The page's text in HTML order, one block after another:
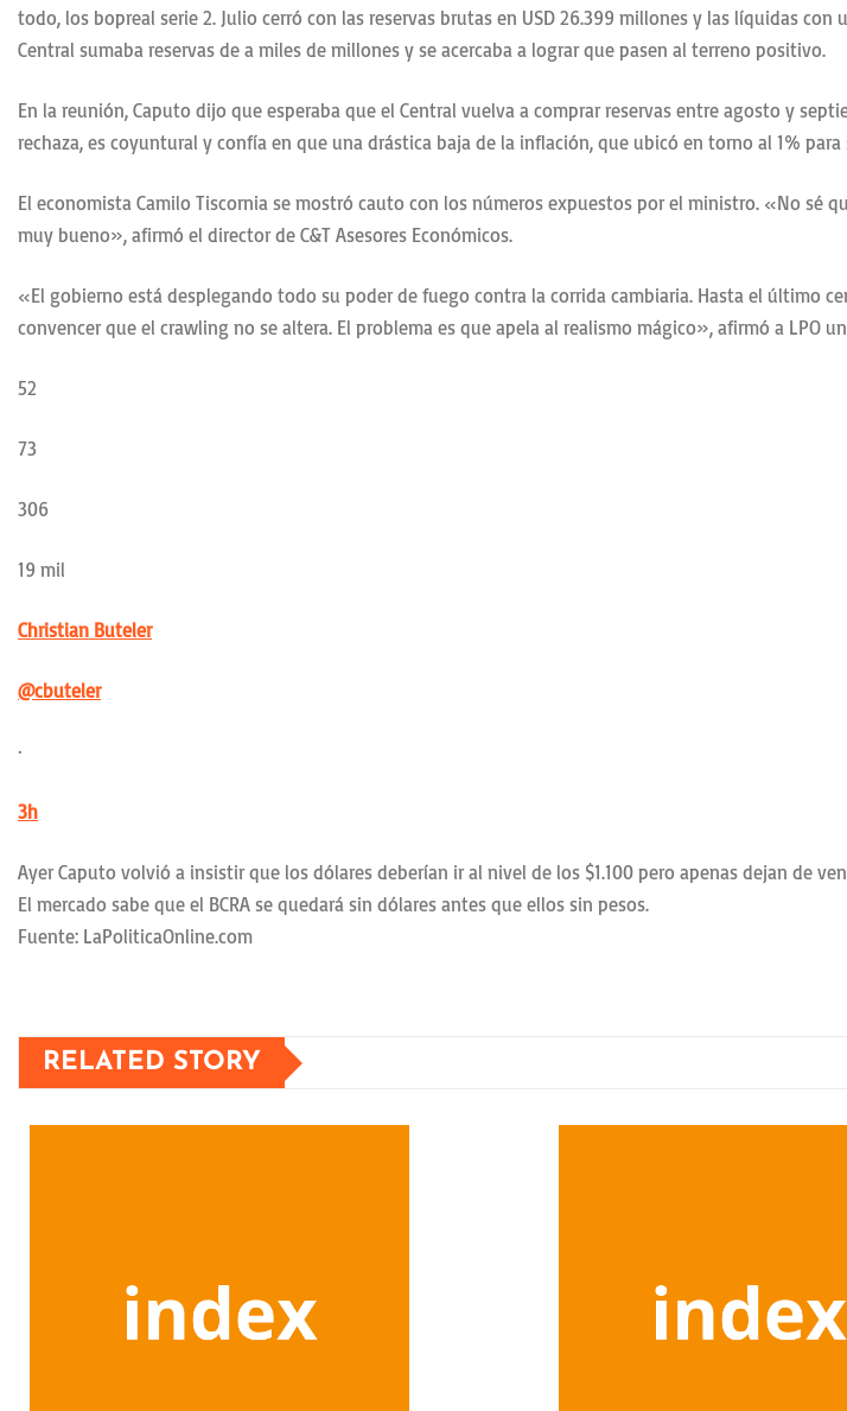
todo, los bopreal serie 2. Julio cerró con las reservas brutas en USD 26.399 millones y las líquidas
Central sumaba reservas de a miles de millones y se acercaba a lograr que pasen al terreno positivo.
En la reunión, Caputo dijo que esperaba que el Central vuelva a comprar reservas entre agosto y
rechaza, es coyuntural y confía en que una drástica baja de la inflación, que ubicó en torno al 1%
El economista Camilo Tiscornia se mostró cauto con los números expuestos por el ministro. «No sé
muy bueno», afirmó el director de C&T Asesores Económicos.
«El gobierno está desplegando todo su poder de fuego contra la corrida cambiaria. Hasta el último
convencer que el crawling no se altera. El problema es que apela al realismo mágico», afirmó a LPO
52
73
306
19 mil
Christian Buteler
@cbuteler
·
3h
Ayer Caputo volvió a insistir que los dólares deberían ir al nivel de los $1.100 pero apenas dejan de
El mercado sabe que el BCRA se quedará sin dólares antes que ellos sin pesos.
Fuente: LaPoliticaOnline.com
RELATED STORY